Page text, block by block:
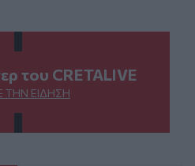
του CRETALIVE
ΤΗΝ ΕΊΔΗΣΗ